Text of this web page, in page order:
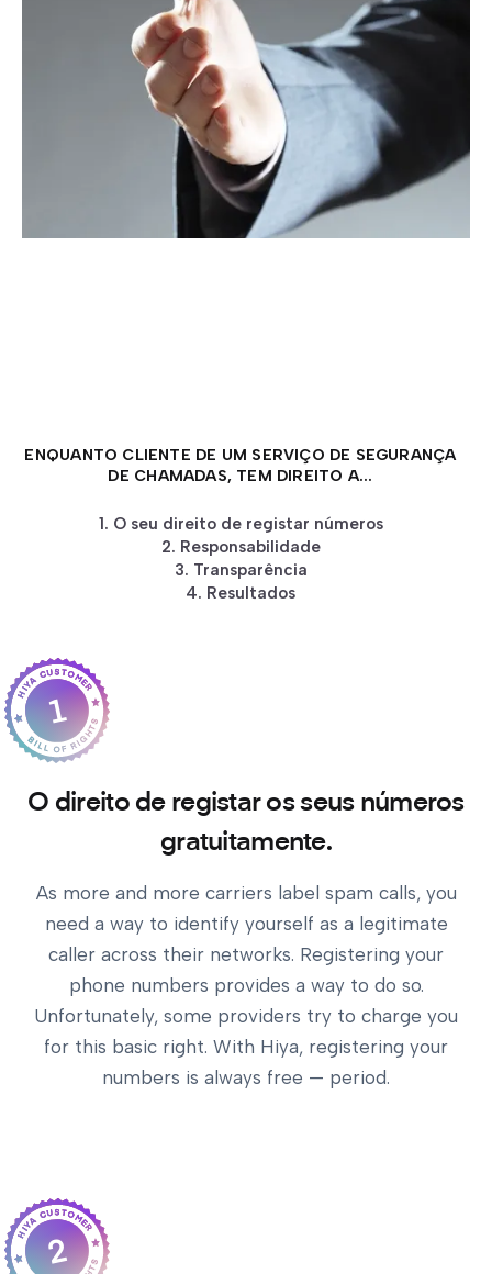
ENQUANTO CLIENTE DE UM SERVIÇO DE SEGURANÇA
DE CHAMADAS, TEM DIREITO A...
1. O seu direito de registar números
2. Responsabilidade
3. Transparência
4. Resultados
1
O direito de registar os seus números
gratuitamente.
As more and more carriers label spam calls, you
need a way to identify yourself as a legitimate
caller across their networks. Registering your
phone numbers provides a way to do so.
Unfortunately, some providers try to charge you
for this basic right. With Hiya, registering your
numbers is always free — period.
2